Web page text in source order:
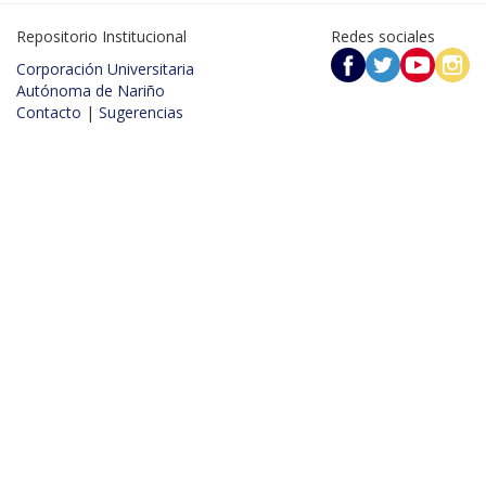
Repositorio Institucional
Corporación Universitaria
Autónoma de Nariño
Contacto | Sugerencias
Redes sociales